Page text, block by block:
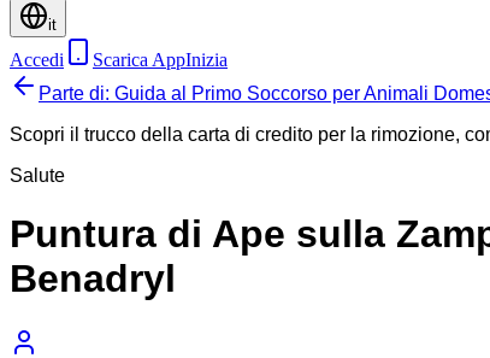
it
Accedi Scarica AppInizia
Parte di: Guida al Primo Soccorso per Animali
Scopri il trucco della carta di credito per la rimozione,
Salute
Puntura di Ape sulla
Benadryl